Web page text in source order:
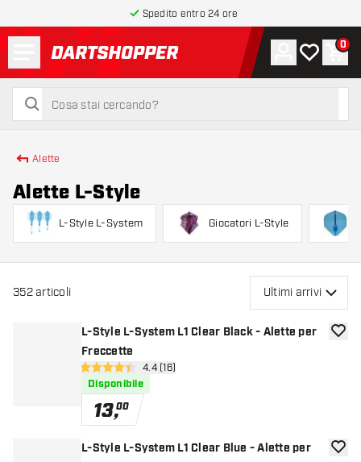
Spedito entro 24 ore
torna alla home page
cerca
cerca
Account
La mia0
Alette
Alette L-Style
L-Style L-System Giocatori L-Style
352articoli Ultimi arrivi
L-Style L-System L1 Clear Black - Alette per
Freccette
apri pannello recensioni
4.4 stelle di valutazione
4.4 (16)
Disponibile
13,00
L-Style L-System L1 Clear Blue - Alette per